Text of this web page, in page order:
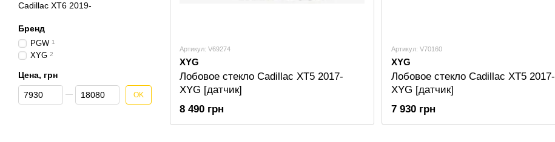
Артикул: V69274
XYG
Лобовое стекло Cadillac XT5 2017-
XYG [датчик]
8 490 грн
Артикул: V70160
XYG
Лобовое стекло Cadillac XT5 2017-
XYG [датчик]
7 930 грн
Cadillac ХТ6 2019-
Бренд
PGW 1
XYG 2
Цена, грн
От Цена, грн
До Цена, грн OK